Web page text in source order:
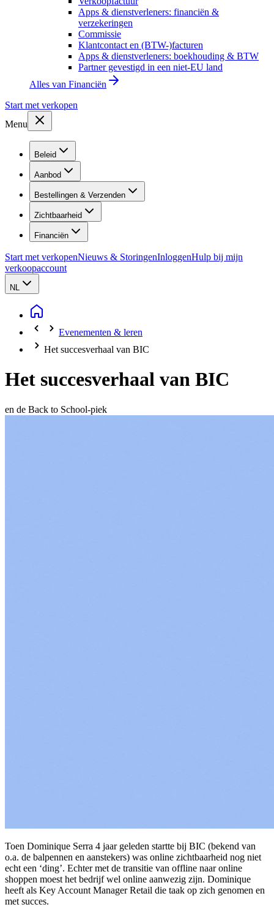
Apps & dienstverleners: financiën &
verzekeringen
Commissie
Klantcontact en (BTW-)facturen
Apps & dienstverleners: boekhouding & BTW
Partner gevestigd in een niet-EU land
Alles van Financiën
Start met verkopen
Menu
Beleid
Aanbod
Bestellingen & Verzenden
Zichtbaarheid
Financiën
Start met verkopenNieuws & StoringenInloggenHulp bij mijn
verkoopaccount
NL
Evenementen & leren
Het succesverhaal van BIC
Het succesverhaal van BIC
en de Back to School-piek
Toen Dominique Serra 4 jaar geleden startte bij BIC (bekend van
o.a. de balpennen en aanstekers) was online zichtbaarheid nog niet
echt een ‘ding’. Echter met de transitie van offline naar online
shoppen moest het bedrijf wel online aanwezig zijn. Dominique
heeft als Key Account Manager Retail die taak op zich genomen en
met succes.